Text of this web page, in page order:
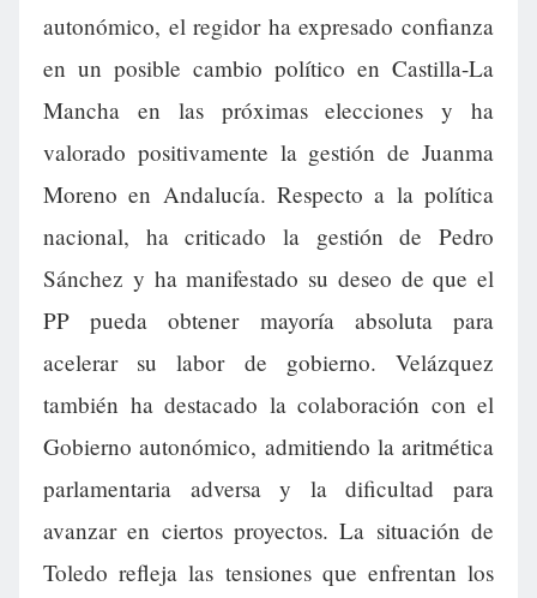
autonómico, el regidor ha expresado confianza
en un posible cambio político en Castilla-La
Mancha en las próximas elecciones y ha
valorado positivamente la gestión de Juanma
Moreno en Andalucía. Respecto a la política
nacional, ha criticado la gestión de Pedro
Sánchez y ha manifestado su deseo de que el
PP pueda obtener mayoría absoluta para
acelerar su labor de gobierno. Velázquez
también ha destacado la colaboración con el
Gobierno autonómico, admitiendo la aritmética
parlamentaria adversa y la dificultad para
avanzar en ciertos proyectos. La situación de
Toledo refleja las tensiones que enfrentan los